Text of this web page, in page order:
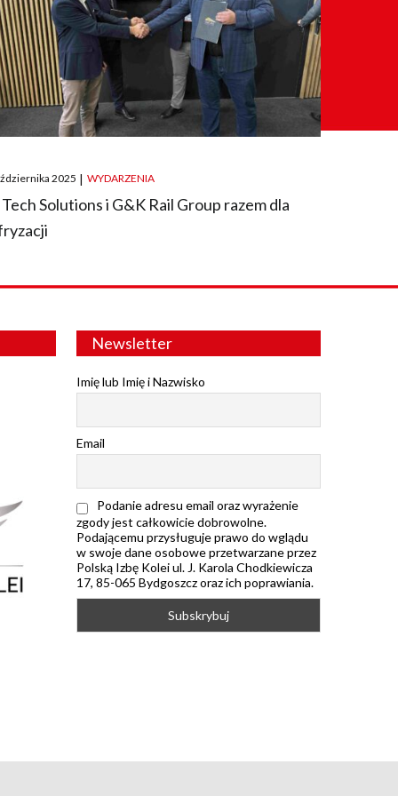
2025 | WYDARZENIA
Tech Solutions i G&K Rail Group razem dla
Newsletter
Imię lub Imię i Nazwisko
Email
Podanie adresu email oraz wyrażenie
zgody jest całkowicie dobrowolne.
Podającemu przysługuje prawo do wglądu
w swoje dane osobowe przetwarzane przez
Polską Izbę Kolei ul. J. Karola Chodkiewicza
17, 85-065 Bydgoszcz oraz ich poprawiania.